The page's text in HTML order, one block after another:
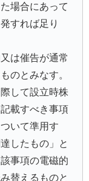
場合にあって
すれば足り
は催告が通常
のとみなす。
して設立時株
載すべき事項
いて準用す
したもの」と
事項の電磁的
替えるものと